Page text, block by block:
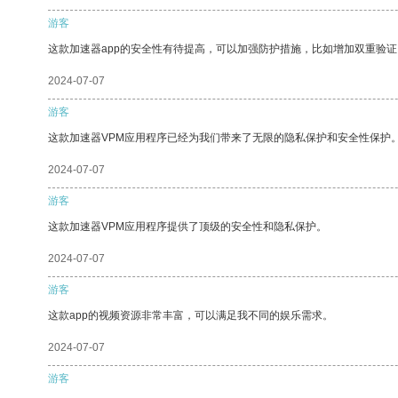
游客
这款加速器app的安全性有待提高，可以加强防护措施，比如增加双重验
2024-07-07
游客
这款加速器VPM应用程序已经为我们带来了无限的隐私保护和安全性保护
2024-07-07
游客
这款加速器VPM应用程序提供了顶级的安全性和隐私保护。
2024-07-07
游客
这款app的视频资源非常丰富，可以满足我不同的娱乐需求。
2024-07-07
游客